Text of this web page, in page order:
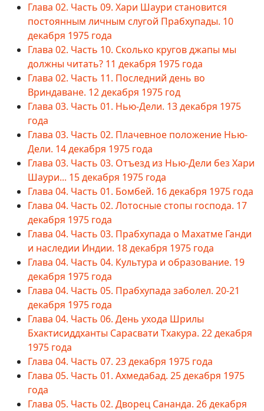
Глава 02. Часть 09. Хари Шаури становится
постоянным личным слугой Прабхупады. 10
декабря 1975 года
Глава 02. Часть 10. Сколько кругов джапы мы
должны читать? 11 декабря 1975 года
Глава 02. Часть 11. Последний день во
Вриндаване. 12 декабря 1975 год
Глава 03. Часть 01. Нью-Дели. 13 декабря 1975
года
Глава 03. Часть 02. Плачевное положение Нью-
Дели. 14 декабря 1975 года
Глава 03. Часть 03. Отъезд из Нью-Дели без Хари
Шаури... 15 декабря 1975 года
Глава 04. Часть 01. Бомбей. 16 декабря 1975 года
Глава 04. Часть 02. Лотосные стопы господа. 17
декабря 1975 года
Глава 04. Часть 03. Прабхупада о Махатме Ганди
и наследии Индии. 18 декабря 1975 года
Глава 04. Часть 04. Культура и образование. 19
декабря 1975 года
Глава 04. Часть 05. Прабхупада заболел. 20-21
декабря 1975 года
Глава 04. Часть 06. День ухода Шрилы
Бхактисиддханты Сарасвати Тхакура. 22 декабря
1975 года
Глава 04. Часть 07. 23 декабря 1975 года
Глава 05. Часть 01. Ахмедабад. 25 декабря 1975
года
Глава 05. Часть 02. Дворец Сананда. 26 декабря